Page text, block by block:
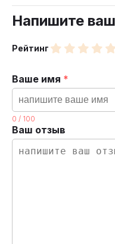
Напишите
Рейтинг
Ваше имя *
0 / 100
Ваш отзыв